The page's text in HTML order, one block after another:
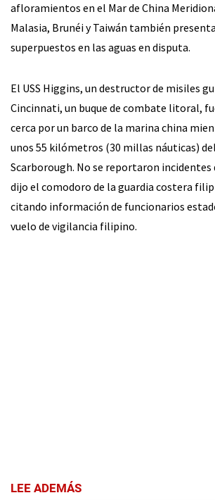
afloramientos en el Mar de China
Malasia, Brunéi y Taiwán también
superpuestos en las aguas en disputa.
El USS Higgins, un destructor de misiles
Cincinnati, un buque de combate litoral,
cerca por un barco de la marina china
unos 55 kilómetros (30 millas náuticas)
Scarborough. No se reportaron
dijo el comodoro de la guardia costera
citando información de funcionarios
vuelo de vigilancia filipino.
LEE ADEMÁS